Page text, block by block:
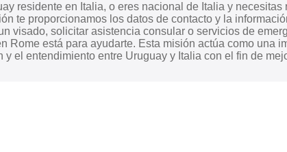
residente en Italia, o eres nacional de Italia y
te proporcionamos los datos de contacto y la
visado, solicitar asistencia consular o servicios de
Rome está para ayudarte. Esta misión actúa como una
y el entendimiento entre Uruguay y Italia con el fin de